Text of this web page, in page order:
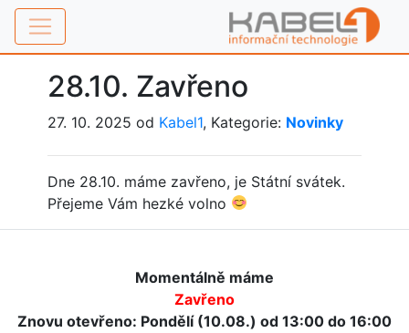
28.10. Zavřeno
27. 10. 2025 od Kabel1, Kategorie: Novinky
Dne 28.10. máme zavřeno, je Státní svátek.
Přejeme Vám hezké volno
Momentálně máme
Zavřeno
Znovu otevřeno: Pondělí (10.08.) od 13:00 do 16:00